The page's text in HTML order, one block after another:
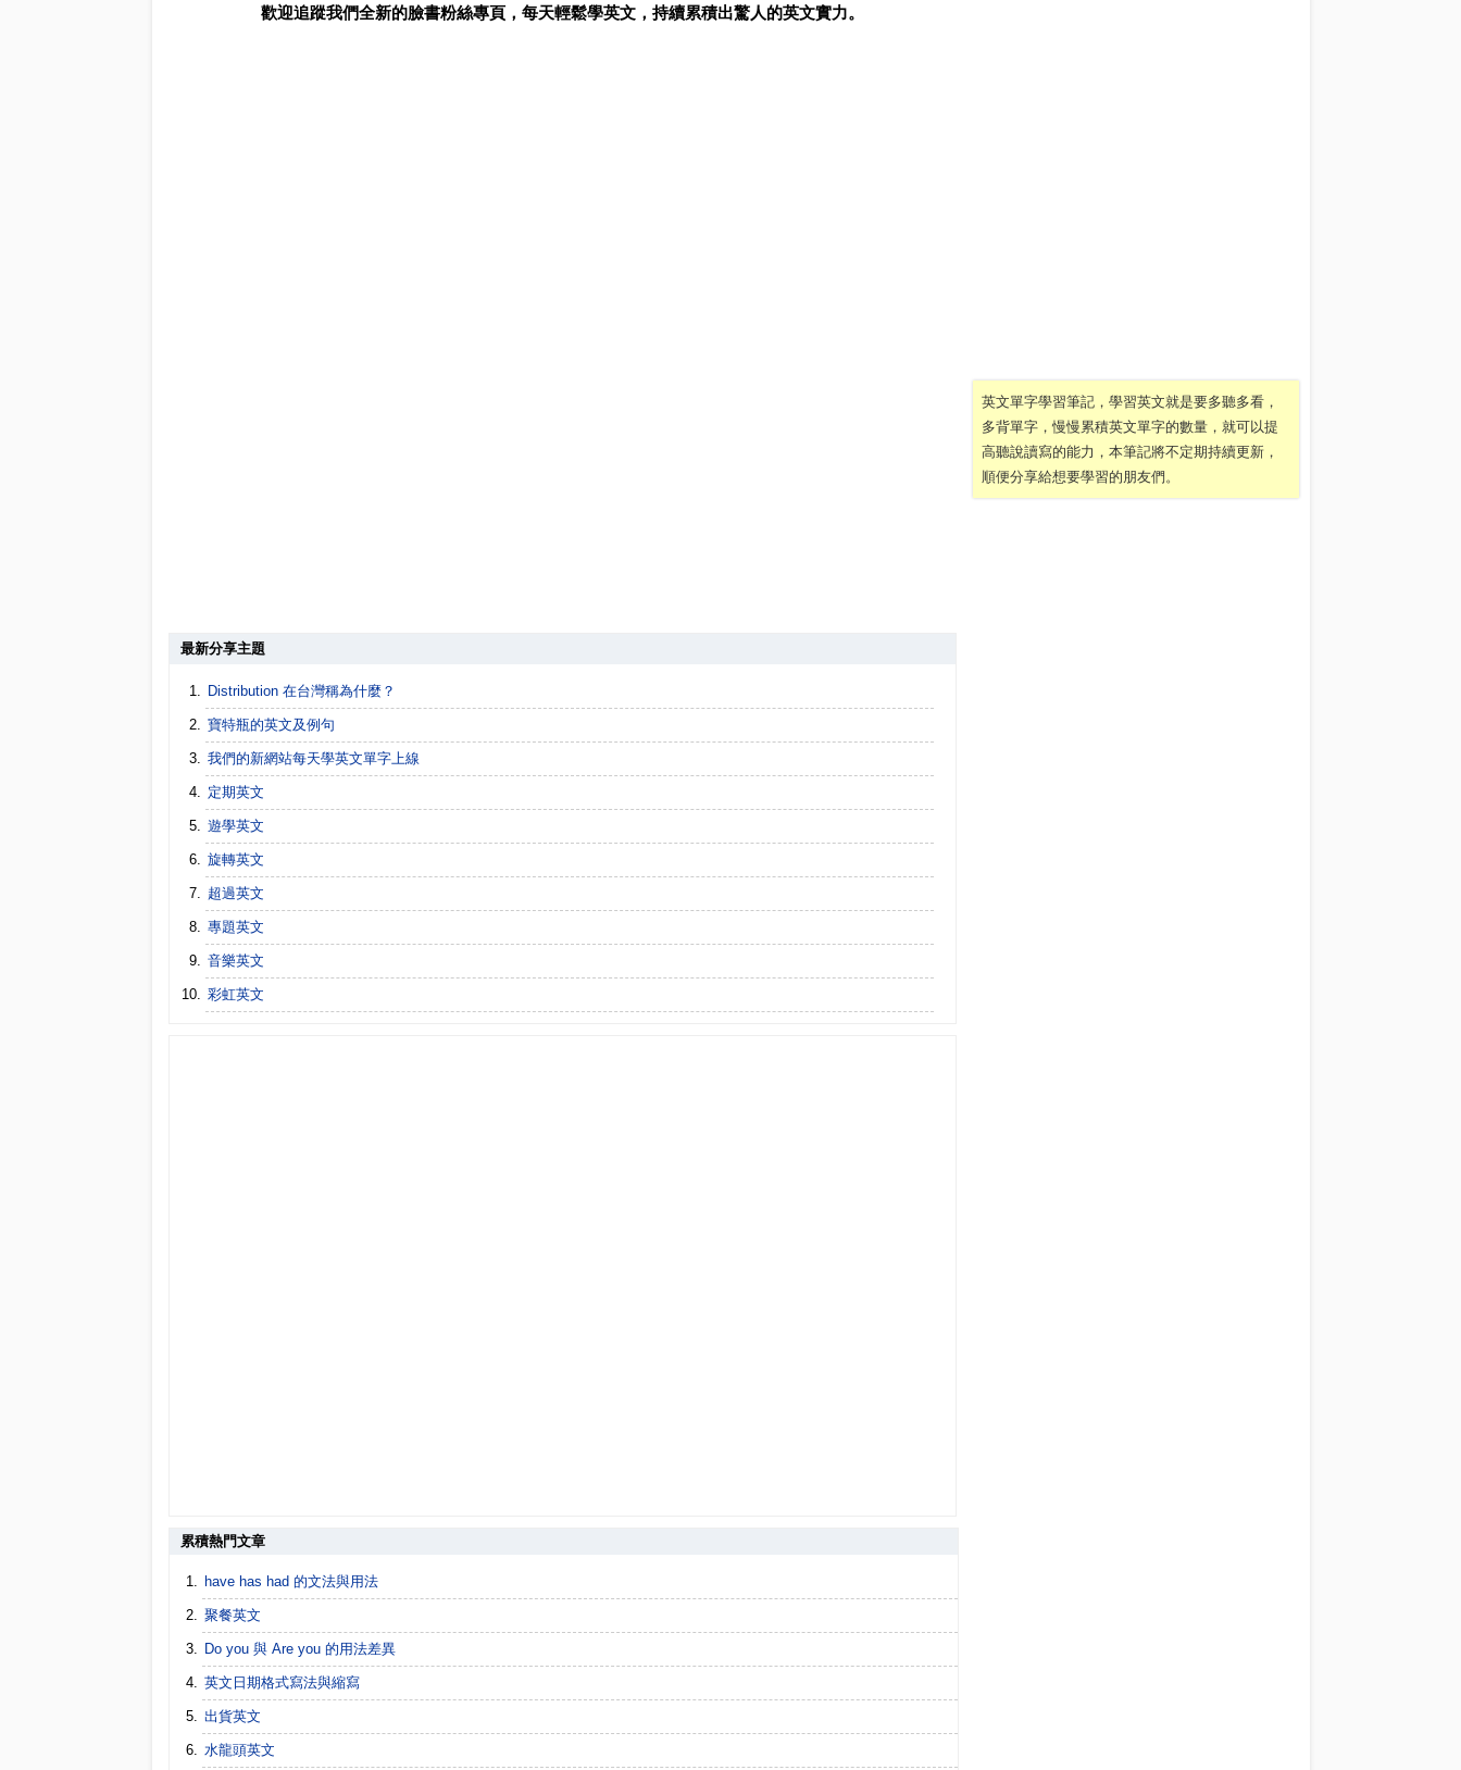
歡迎追蹤我們全新的臉書粉絲專頁，每天輕鬆學英文，持續累積出驚人的英文實力。
最新分享主題
Distribution 在台灣稱為什麼？
寶特瓶的英文及例句
我們的新網站每天學英文單字上線
定期英文
遊學英文
旋轉英文
超過英文
專題英文
音樂英文
彩虹英文
累積熱門文章
have has had 的文法與用法
聚餐英文
Do you 與 Are you 的用法差異
英文日期格式寫法與縮寫
出貨英文
水龍頭英文
英文單字學習筆記，學習英文就是要多聽多看，
多背單字，慢慢累積英文單字的數量，就可以提
高聽說讀寫的能力，本筆記將不定期持續更新，
順便分享給想要學習的朋友們。